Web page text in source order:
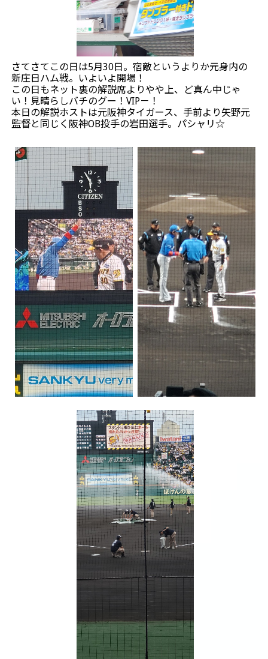
さてさてこの日は5月30日。宿敵というよりか元身内の
新庄日ハム戦。いよいよ開場！
この日もネット裏の解説席よりやや上、ど真ん中じゃ
い！見晴らしバチのグー！VIP－！
本日の解説ホストは元阪神タイガース、手前より矢野元
監督と同じく阪神OB投手の岩田選手。パシャリ☆